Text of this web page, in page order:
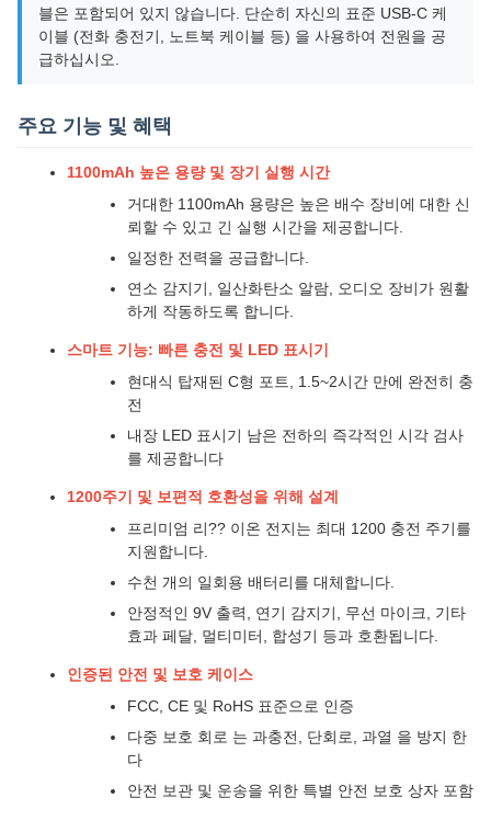
블은 포함되어 있지 않습니다. 단순히 자신의 표준 USB-C 케
이블 (전화 충전기, 노트북 케이블 등) 을 사용하여 전원을 공
급하십시오.
주요 기능 및 혜택
1100mAh 높은 용량 및 장기 실행 시간
거대한 1100mAh 용량은 높은 배수 장비에 대한 신
뢰할 수 있고 긴 실행 시간을 제공합니다.
일정한 전력을 공급합니다.
연소 감지기, 일산화탄소 알람, 오디오 장비가 원활
하게 작동하도록 합니다.
스마트 기능: 빠른 충전 및 LED 표시기
현대식 탑재된 C형 포트, 1.5~2시간 만에 완전히 충
전
내장 LED 표시기 남은 전하의 즉각적인 시각 검사
를 제공합니다
1200주기 및 보편적 호환성을 위해 설계
프리미엄 리?? 이온 전지는 최대 1200 충전 주기를
지원합니다.
수천 개의 일회용 배터리를 대체합니다.
안정적인 9V 출력, 연기 감지기, 무선 마이크, 기타
효과 페달, 멀티미터, 합성기 등과 호환됩니다.
인증된 안전 및 보호 케이스
FCC, CE 및 RoHS 표준으로 인증
다중 보호 회로 는 과충전, 단회로, 과열 을 방지 한
다
안전 보관 및 운송을 위한 특별 안전 보호 상자 포함